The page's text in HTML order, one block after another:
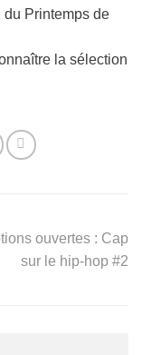
du Printemps de
la sélection
ouvertes : Cap
sur le hip-hop #2